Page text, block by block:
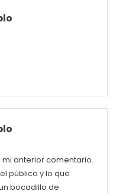
anterior comentario.
público y lo que
bocadillo de